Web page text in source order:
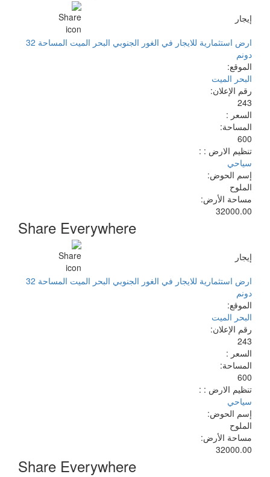
إيجار
ارض استثمارية للايجار في الغور الجنوبي البحر الميت المساحة 32
دونم
الموقع:
البحر الميت
رقم الإعلان:
243
السعر :
المساحة:
600
تنظيم الارض : :
سياحي
إسم الحوض:
الملوح
مساحة الأرض:
32000.00
Share Everywhere
إيجار
ارض استثمارية للايجار في الغور الجنوبي البحر الميت المساحة 32
دونم
الموقع:
البحر الميت
رقم الإعلان:
243
السعر :
المساحة:
600
تنظيم الارض : :
سياحي
إسم الحوض:
الملوح
مساحة الأرض:
32000.00
Share Everywhere